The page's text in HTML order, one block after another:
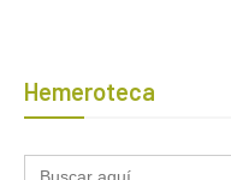
Hemeroteca
Buscar: